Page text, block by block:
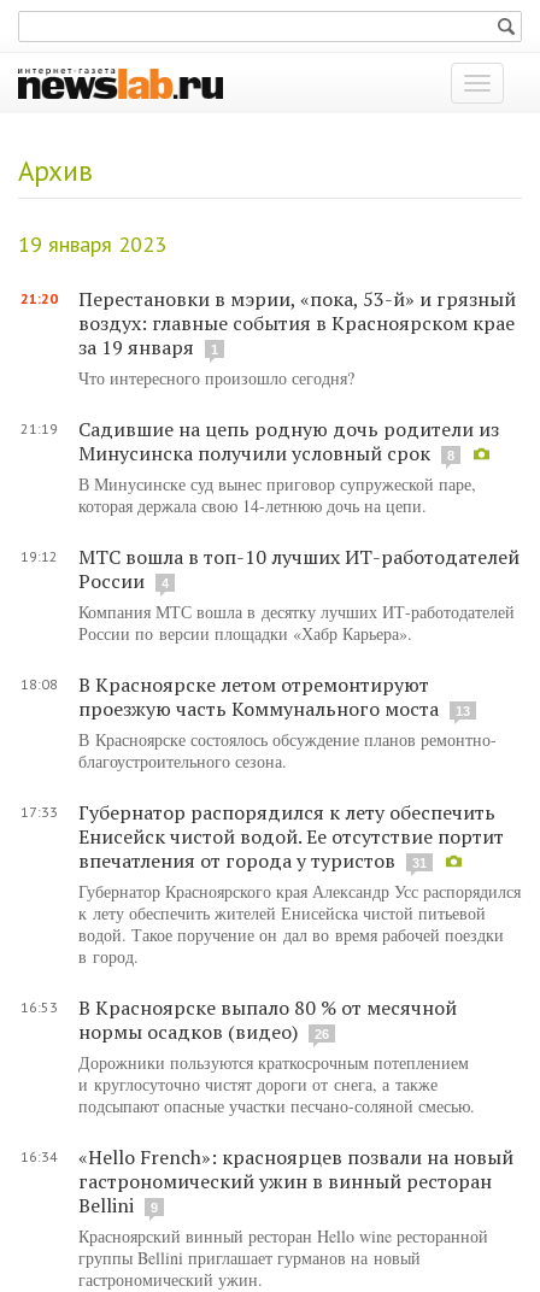
Показать
меню
Архив
19 января 2023
21:20
Перестановки в мэрии, «пока, 53-й» и грязный
воздух: главные события в Красноярском крае
за 19 января
1
Что интересного произошло сегодня?
21:19
Садившие на цепь родную дочь родители из
Минусинска получили условный срок
8
В Минусинске суд вынес приговор супружеской паре,
которая держала свою 14-летнюю дочь на цепи.
19:12
МТС вошла в топ-10 лучших ИТ-работодателей
России
4
Компания МТС вошла в десятку лучших ИТ-работодателей
России по версии площадки «Хабр Карьера».
18:08
В Красноярске летом отремонтируют
проезжую часть Коммунального моста
13
В Красноярске состоялось обсуждение планов ремонтно-
благоустроительного сезона.
17:33
Губернатор распорядился к лету обеспечить
Енисейск чистой водой. Ее отсутствие портит
впечатления от города у туристов
31
Губернатор Красноярского края Александр Усс распорядился
к лету обеспечить жителей Енисейска чистой питьевой
водой. Такое поручение он дал во время рабочей поездки
в город.
16:53
В Красноярске выпало 80 % от месячной
нормы осадков (видео)
26
Дорожники пользуются краткосрочным потеплением
и круглосуточно чистят дороги от снега, а также
подсыпают опасные участки песчано-соляной смесью.
16:34
«Hello French»: красноярцев позвали на новый
гастрономический ужин в винный ресторан
Bellini
9
Красноярский винный ресторан Hello wine ресторанной
группы Bellini приглашает гурманов на новый
гастрономический ужин.